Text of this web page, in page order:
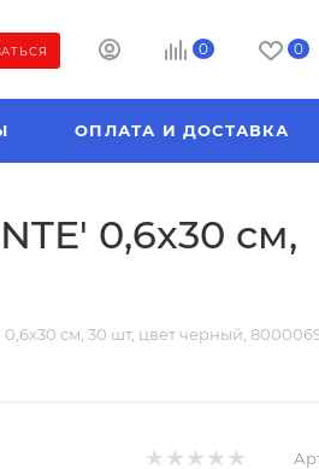
0 0
ОПЛАТА И ДОСТАВКА
0,6x30 см,
см, 30 шт, цвет черный,